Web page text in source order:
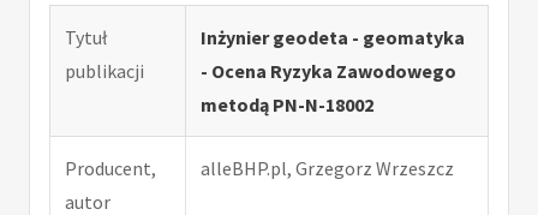
Tytuł
publikacji
Inżynier geodeta - geomatyka
- Ocena Ryzyka Zawodowego
metodą PN-N-18002
Producent,
autor
alleBHP.pl, Grzegorz Wrzeszcz